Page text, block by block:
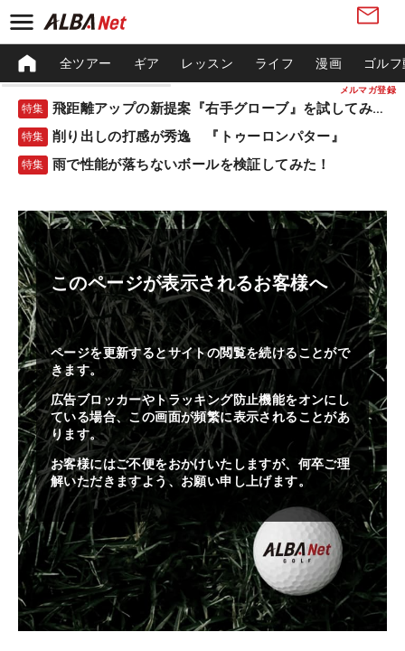
メルマガ登録
全ツアー ギア レッスン ライフ 漫画 ゴル
特集 飛距離アップの新提案『右手グローブ』を試してみた！
特集 削り出しの打感が秀逸 『トゥーロンパター』
特集 雨で性能が落ちないボールを検証してみた！
このページが表示されるお客様へ
ページを更新するとサイトの閲覧を続けることがで
きます。
広告ブロッカーやトラッキング防止機能をオンにし
ている場合、この画面が頻繁に表示されることがあ
ります。
お客様にはご不便をおかけいたしますが、何卒ご理
解いただきますよう、お願い申し上げます。